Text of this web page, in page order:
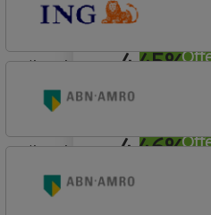
4,45%
Basis (Incl. Korting)
lineair
4,46%
Basis (Incl. Korting)
lineair
Woning (Incl. Korting)